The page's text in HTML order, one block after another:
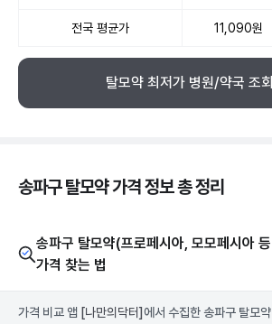
전국 평균가 11,090원
탈모약 최저가 병원/약국 조
송파구 탈모약 가격 정보 총 정리
송파구 탈모약(프로페시아, 모모페시아
가격 찾는 법
가격 비교 앱 [나만의닥터] 에서 수집한 송파구 탈모